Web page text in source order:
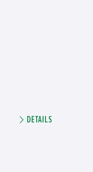
DETAILS